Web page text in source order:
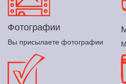
Фотографии
Вы присылаете фотографии